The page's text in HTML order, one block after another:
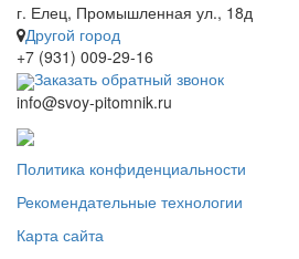
г. Елец, Промышленная ул., 18д
Другой город
+7 (931) 009-29-16
Заказать обратный звонок
info@svoy-pitomnik.ru
Политика конфиденциальности
Рекомендательные технологии
Карта сайта